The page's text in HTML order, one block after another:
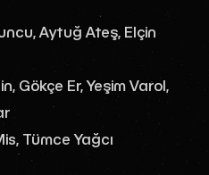
Aytuğ Ateş, Elçin
Gökçe Er, Yeşim Varol,
Tümce Yağcı